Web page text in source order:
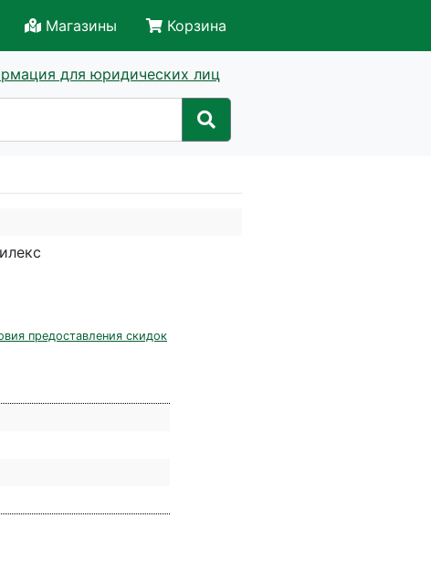
Магазины Корзина
для юридических лиц
предоставления скидок